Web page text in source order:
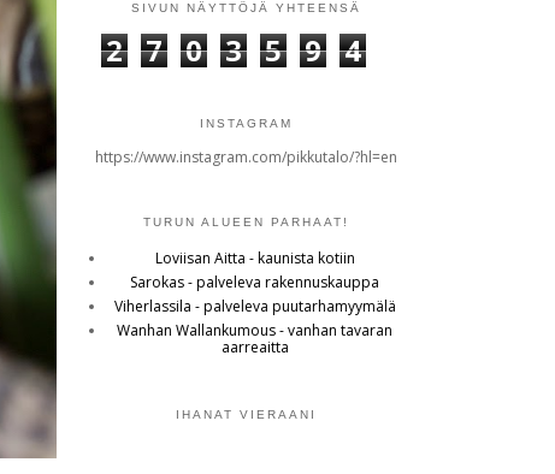
SIVUN NÄYTTÖJÄ YHTEENSÄ
2 7 0 3 5 9 4
INSTAGRAM
https://www.instagram.com/pikkutalo/?hl=en
TURUN ALUEEN PARHAAT!
Loviisan Aitta - kaunista kotiin
Sarokas - palveleva rakennuskauppa
Viherlassila - palveleva puutarhamyymälä
Wanhan Wallankumous - vanhan tavaran
aarreaitta
IHANAT VIERAANI